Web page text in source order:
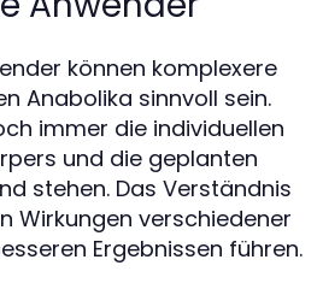
können komplexere
Anabolika sinnvoll sein.
immer die individuellen
und die geplanten
stehen. Das Verständnis
Wirkungen verschiedener
Ergebnissen führen.